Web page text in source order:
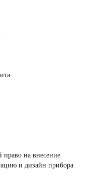
право на внесение
и дизайн прибора